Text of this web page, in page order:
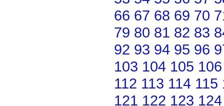
66 67 68 69 70
79 80 81 82 83
92 93 94 95 96
103 104 105 106
112 113 114 115
121 122 123 124